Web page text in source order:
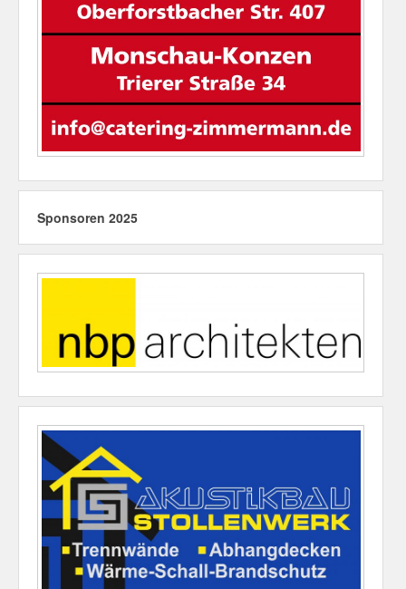
Sponsoren 2025